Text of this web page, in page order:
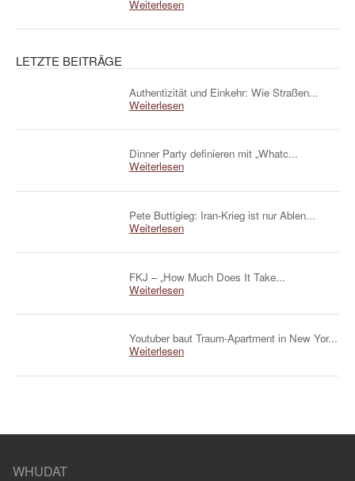
Weiterlesen
LETZTE BEITRÄGE
Authentizität und Einkehr: Wie Straßen...
Weiterlesen
Dinner Party definieren mit „Whatc...
Weiterlesen
Pete Buttigieg: Iran-Krieg ist nur Ablen...
Weiterlesen
FKJ – „How Much Does It Take...
Weiterlesen
Youtuber baut Traum-Apartment in New Yor...
Weiterlesen
WHUDAT